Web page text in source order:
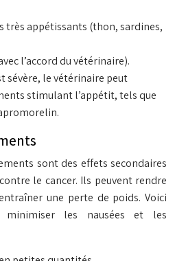
très appétissants (thon, sardines,
l’accord du vétérinaire).
sévère, le vétérinaire peut
stimulant l’appétit, tels que
sont des effets secondaires
le cancer. Ils peuvent rendre
une perte de poids. Voici
minimiser les nausées et les